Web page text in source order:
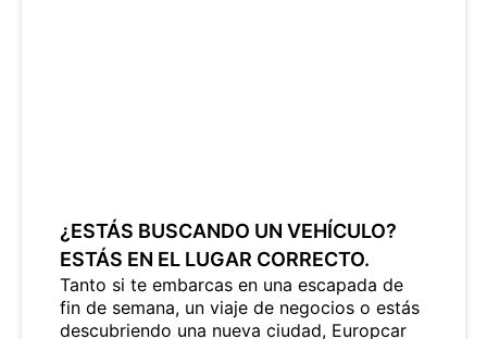
¿ESTÁS BUSCANDO UN VEHÍCULO?
ESTÁS EN EL LUGAR CORRECTO.
Tanto si te embarcas en una escapada de
fin de semana, un viaje de negocios o estás
descubriendo una nueva ciudad, Europcar